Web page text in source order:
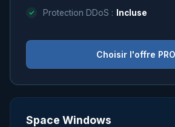
Protection DDoS :
Incluse
Choisir l'offre PRO
Space Windows